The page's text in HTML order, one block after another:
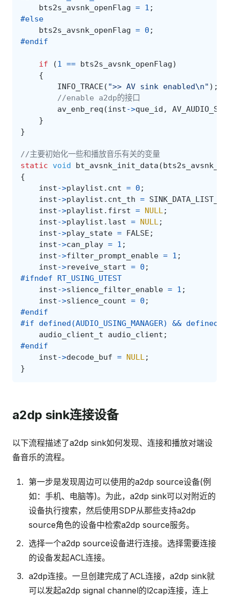
bts2s_avsnk_openFlag = 1 ;
#else
bts2s_avsnk_openFlag = 0 ;
#endif
if (1 == bts2s_avsnk_openFlag)
{
INFO_TRACE ( ">> AV sink enabled\n" );
//enable a2dp的接口
av_enb_req (inst->que_id , AV_AUDIO_SNK
}
}
//主要初始化一些和播放音乐有关的变量
static
void bt_avsnk_init_data (
{
inst->playlist . cnt = 0 ;
inst->playlist . cnt_th =
inst->playlist . first = NULL;
inst->playlist . last = NULL;
inst->play_state = FALSE ;
inst->can_play = 1 ;
inst->filter_prompt_enable = 1 ;
inst->reveive_start = 0 ;
#ifndef RT_USING_UTEST
inst->slience_filter_enable = 1 ;
inst->slience_count = 0 ;
#endif
#if defined(AUDIO_USING_MANAGER) &&
audio_client_t
audio_client ;
#endif
inst->decode_buf = NULL;
}
a2dp sink连接设备
以下流程描述了a2dp sink如何发现、连接和播放对端设
备音乐的流程。
第一步是发现周边可以使用的a2dp source设备(例
如：手机、电脑等)。为此，a2dp sink可以对附近的
设备执行搜索，然后使用SDP从那些支持a2dp
source角色的设备中检索a2dp source服务。
选择一个a2dp source设备进行连接。选择需要连接
的设备发起ACL连接。
a2dp连接。一旦创建完成了ACL连接，a2dp sink就
可以发起a2dp signal channel的l2cap连接，连上